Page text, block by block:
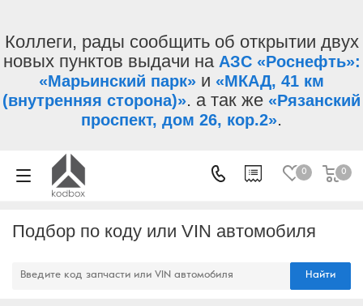
Коллеги, рады сообщить об открытии двух
новых пунктов выдачи на АЗС «Роснефть»:
«Марьинский парк» и «МКАД, 41 км
(внутренняя сторона)». а так же «Рязанский
проспект, дом 26, кор.2».
0 0
Подбор по коду или VIN автомобиля
Найти